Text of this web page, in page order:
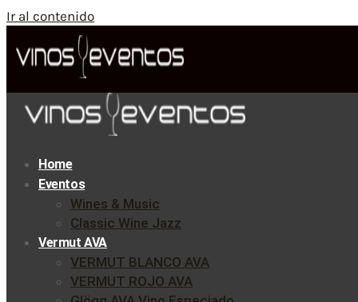
Ir al contenido
Home
Eventos
Wines & Music
Classic Wine Jazz
Vermut AVA
VERMUT BLANCO AVA
VERMUT ROJO AVA